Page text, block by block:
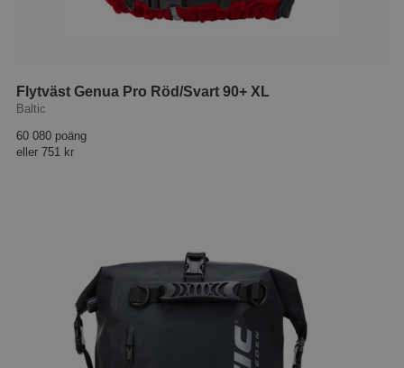
Flytväst Genua Pro Röd/Svart 90+ XL
Baltic
60 080 poäng
eller 751 kr